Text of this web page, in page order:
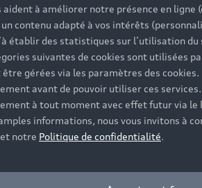
aident à améliorer notre présence en ligne
contenu adapté à vos intérêts
établir des statistiques sur l’utilisation du
suivantes de cookies sont utilisées
être gérées via les paramètres des cookies.
avant de pouvoir utiliser ces services.
à tout moment avec effet futur via le
informations, nous vous invitons à
et notre Politique de confidentialité.
votre